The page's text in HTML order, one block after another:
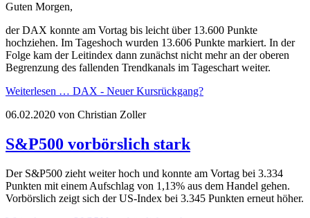
Guten Morgen,
der DAX konnte am Vortag bis leicht über 13.600 Punkte
hochziehen. Im Tageshoch wurden 13.606 Punkte markiert. In der
Folge kam der Leitindex dann zunächst nicht mehr an der oberen
Begrenzung des fallenden Trendkanals im Tageschart weiter.
Weiterlesen … DAX - Neuer Kursrückgang?
06.02.2020 von Christian Zoller
S&P500 vorbörslich stark
Der S&P500 zieht weiter hoch und konnte am Vortag bei 3.334
Punkten mit einem Aufschlag von 1,13% aus dem Handel gehen.
Vorbörslich zeigt sich der US-Index bei 3.345 Punkten erneut höher.